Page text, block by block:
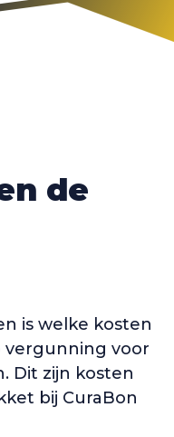
de
is welke kosten
vergunning voor
Dit zijn kosten
bij CuraBon